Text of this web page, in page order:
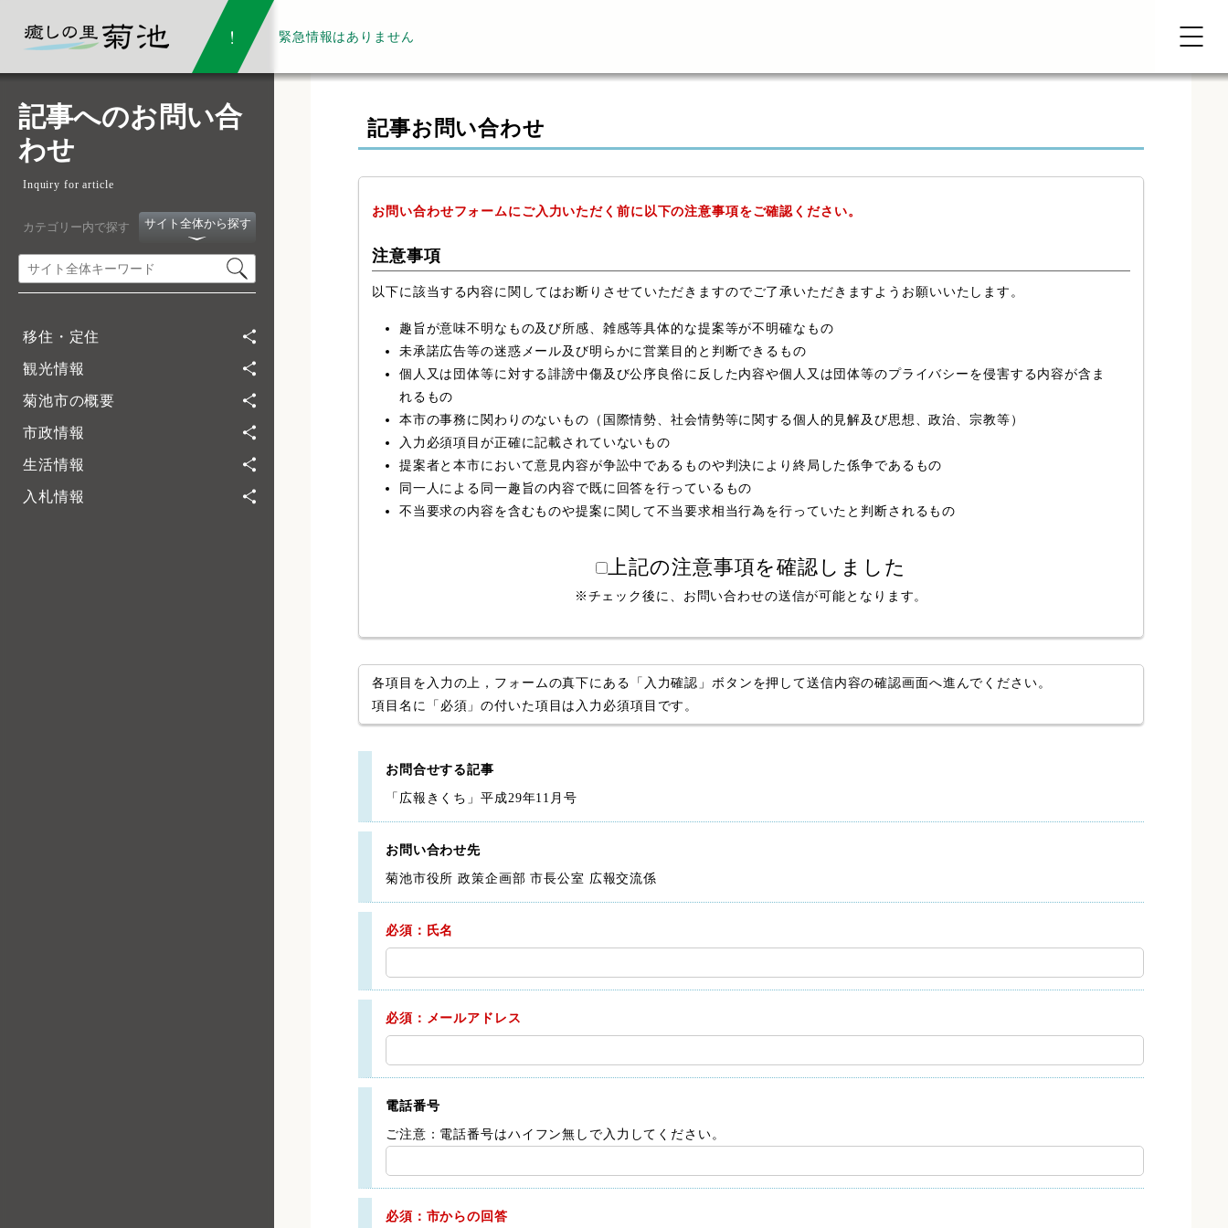
緊急情報はありません
記事へのお問い合
わせ
Inquiry for article
カテゴリー内で探す サイト全体から探す
移住・定住
観光情報
菊池市の概要
市政情報
生活情報
入札情報
記事お問い合わせ
お問い合わせフォームにご入力いただく前に以下の注意事項をご確認ください。
注意事項
以下に該当する内容に関してはお断りさせていただきますのでご了承いただきますようお願いいたします。
趣旨が意味不明なもの及び所感、雑感等具体的な提案等が不明確なもの
未承諾広告等の迷惑メール及び明らかに営業目的と判断できるもの
個人又は団体等に対する誹謗中傷及び公序良俗に反した内容や個人又は団体等のプライバシーを侵害する内容が含ま
れるもの
本市の事務に関わりのないもの（国際情勢、社会情勢等に関する個人的見解及び思想、政治、宗教等）
入力必須項目が正確に記載されていないもの
提案者と本市において意見内容が争訟中であるものや判決により終局した係争であるもの
同一人による同一趣旨の内容で既に回答を行っているもの
不当要求の内容を含むものや提案に関して不当要求相当行為を行っていたと判断されるもの
上記の注意事項を確認しました
※チェック後に、お問い合わせの送信が可能となります。
各項目を入力の上，フォームの真下にある「入力確認」ボタンを押して送信内容の確認画面へ進んでください。
項目名に「必須」の付いた項目は入力必須項目です。
お問合せする記事
「広報きくち」平成29年11月号
お問い合わせ先
菊池市役所 政策企画部 市長公室 広報交流係
必須：氏名
必須：メールアドレス
電話番号
ご注意：電話番号はハイフン無しで入力してください。
必須：市からの回答